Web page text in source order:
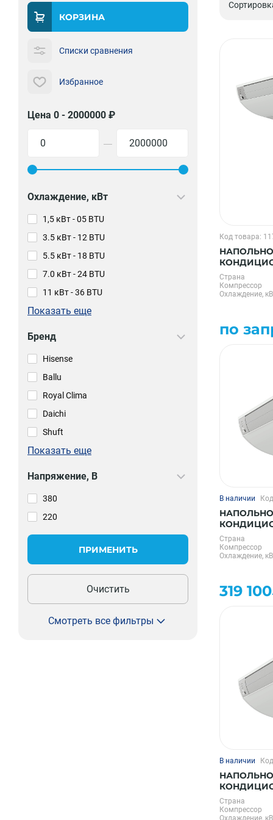
КОРЗИНА
Списки сравнения
Избранное
Цена 0 - 2000000 ₽
—
Охлаждение, кВт
1,5 кВт - 05 BTU
3.5 кВт - 12 BTU
5.5 кВт - 18 BTU
7.0 кВт - 24 BTU
11 кВт - 36 BTU
Показать еще
Бренд
Hisense
Ballu
Royal Clima
Daichi
Shuft
Показать еще
Напряжение, В
380
220
ПРИМЕНИТЬ
Очистить
Смотреть все фильтры
Код товара:
PRO 3
Страна
Компрессор
Охлаждение,
по
В наличии
PRO 4 DC
Страна
Компрессор
Охлаждение,
319
В наличии
PRO 4 DC
Страна
Компрессор
Охлаждение,